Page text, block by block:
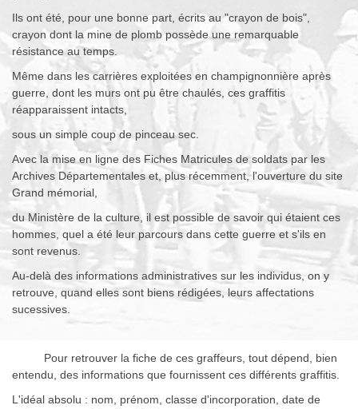
Ils ont été, pour une bonne part, écrits au "crayon de bois",
crayon dont la mine de plomb possède une remarquable
résistance au temps.
Même dans les carrières exploitées en champignonnière après
guerre, dont les murs ont pu être chaulés, ces graffitis
réapparaissent intacts,
sous un simple coup de pinceau sec.
Avec la mise en ligne des Fiches Matricules de soldats par les
Archives Départementales et, plus récemment, l'ouverture du site
Grand mémorial,
du Ministère de la culture, il est possible de savoir qui étaient ces
hommes, quel a été leur parcours dans cette guerre et s'ils en
sont revenus.
Au-delà des informations administratives sur les individus, on y
retrouve, quand elles sont biens rédigées, leurs affectations
sucessives.
Pour retrouver la fiche de ces graffeurs, tout dépend, bien
entendu, des informations que fournissent ces différents graffitis.
L'idéal absolu : nom, prénom, classe d'incorporation, date de